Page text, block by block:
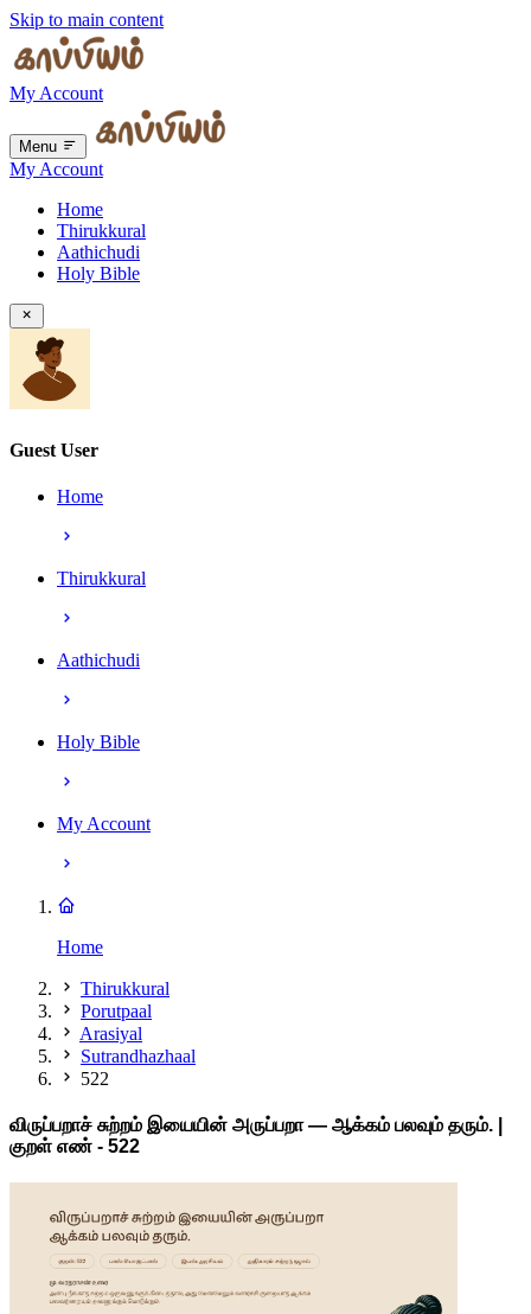
Skip to main content
My Account
Menu
My Account
Home
Thirukkural
Aathichudi
Holy Bible
Guest User
Home
Thirukkural
Aathichudi
Holy Bible
My Account
Home
Thirukkural
Porutpaal
Arasiyal
Sutrandhazhaal
522
விருப்பறாச் சுற்றம் இயையின் அருப்பறா — ஆக்கம் பலவும் தரும். |
குறள் எண் - 522